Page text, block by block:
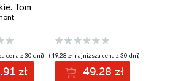
Tom
cena z 30 dni)
zł
(49,28 zł najniższa cena z 30 dni)
49.28 zł